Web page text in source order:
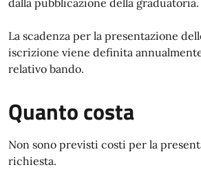
dalla pubblicazione della graduatoria.
La scadenza per la presentazione
iscrizione viene definita
relativo bando.
Quanto costa
Non sono previsti costi per la
richiesta.